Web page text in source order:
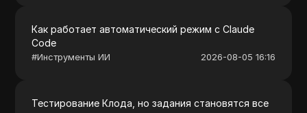
Как работает автоматический режим с Claude
Code
#Инструменты ИИ 2026-08-05 16:16
Тестирование Клода, но задания становятся все